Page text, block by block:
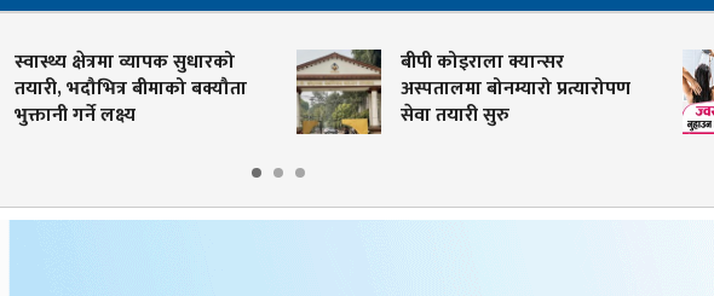
स्वास्थ्य क्षेत्रमा व्यापक सुधारको
तयारी, भदौभित्र बीमाको बक्यौता
भुक्तानी गर्ने लक्ष्य
बीपी कोइराला क्यान्सर
अस्पतालमा बोनम्यारो प्रत्यारोपण
सेवा तयारी सुरु